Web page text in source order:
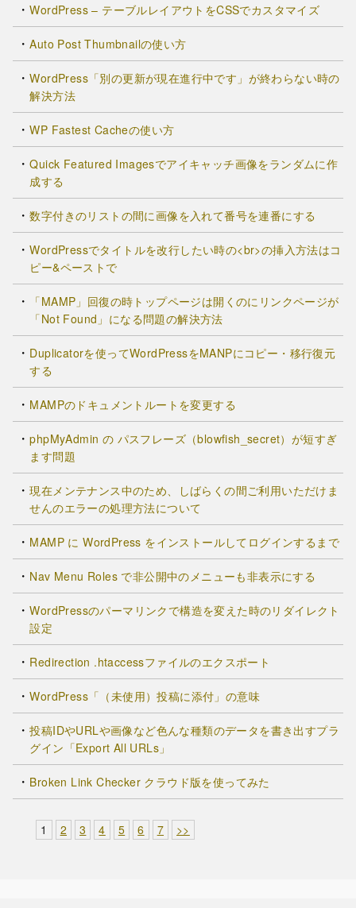
WordPress – テーブルレイアウトをCSSでカスタマイズ
Auto Post Thumbnailの使い方
WordPress「別の更新が現在進行中です」が終わらない時の
解決方法
WP Fastest Cacheの使い方
Quick Featured Imagesでアイキャッチ画像をランダムに作
成する
数字付きのリストの間に画像を入れて番号を連番にする
WordPressでタイトルを改行したい時の<br>の挿入方法はコ
ピー&ペーストで
「MAMP」回復の時トップページは開くのにリンクページが
「Not Found」になる問題の解決方法
Duplicatorを使ってWordPressをMANPにコピー・移行復元
する
MAMPのドキュメントルートを変更する
phpMyAdmin の パスフレーズ（blowfish_secret）が短すぎ
ます問題
現在メンテナンス中のため、しばらくの間ご利用いただけま
せんのエラーの処理方法について
MAMP に WordPress をインストールしてログインするまで
Nav Menu Roles で非公開中のメニューも非表示にする
WordPressのパーマリンクで構造を変えた時のリダイレクト
設定
Redirection .htaccessファイルのエクスポート
WordPress「（未使用）投稿に添付」の意味
投稿IDやURLや画像など色んな種類のデータを書き出すプラ
グイン「Export All URLs」
Broken Link Checker クラウド版を使ってみた
1 2 3 4 5 6 7 >>